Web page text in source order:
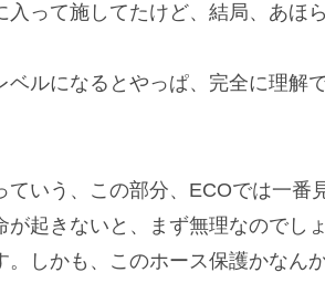
って施してたけど、結局、あほ
ルになるとやっぱ、完全に理解
ていう、この部分、ECOでは一番
起きないと、まず無理なのでしょ
。しかも、このホース保護かなん